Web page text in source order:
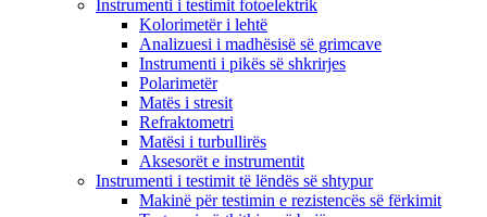
Instrumenti i testimit fotoelektrik
Kolorimetër i lehtë
Analizuesi i madhësisë së grimcave
Instrumenti i pikës së shkrirjes
Polarimetër
Matës i stresit
Refraktometri
Matësi i turbullirës
Aksesorët e instrumentit
Instrumenti i testimit të lëndës së shtypur
Makinë për testimin e rezistencës së fërkimit